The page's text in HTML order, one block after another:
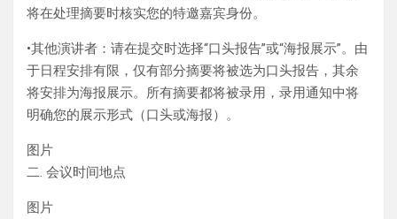
将在处理摘要时核实您的特邀嘉宾身份。
•其他演讲者：请在提交时选择“口头报告”或“海报展示”。由
于日程安排有限，仅有部分摘要将被选为口头报告，其余
将安排为海报展示。所有摘要都将被录用，录用通知中将
明确您的展示形式（口头或海报）。
图片
二. 会议时间地点
图片